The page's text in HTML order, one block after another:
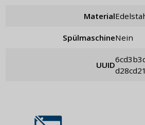
Material
Spülmaschine Nein
UUID
6cd3b3d6-1960-445d-8ca1-